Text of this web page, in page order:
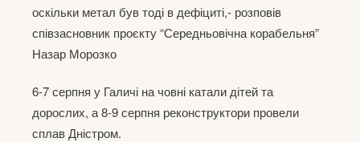
оскільки метал був тоді в дефіциті,- розповів
співзасновник проєкту “Середньовічна корабельня”
Назар Морозко
6-7 серпня у Галичі на човні катали дітей та
дорослих, а 8-9 серпня реконструктори провели
сплав Дністром.